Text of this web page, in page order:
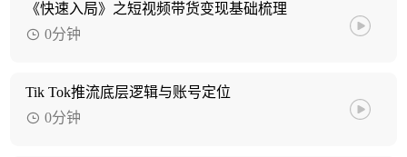
《快速入局》之短视频带货变现基础梳理
0分钟
Tik Tok推流底层逻辑与账号定位
0分钟